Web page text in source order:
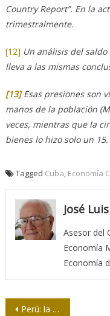
Country Report”. En la
trimestralmente.
[12] Un análisis del
lleva a las mismas
[13]Esas presiones son
manos de la población
veces, mientras que la
bienes lo hizo solo un
Tagged Cuba Economía
José
Asesor del
Economía
Economía
Navegación
Perú: la trama golpista